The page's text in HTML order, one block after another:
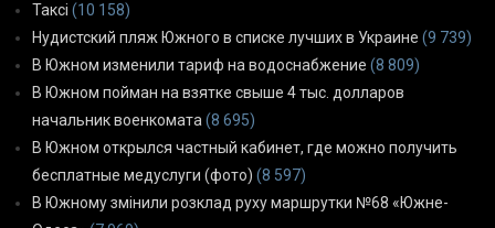
Таксі (10 158)
Нудистский пляж Южного в списке лучших в Украине (9 739)
В Южном изменили тариф на водоснабжение (8 809)
В Южном пойман на взятке свыше 4 тыс. долларов
начальник военкомата(8 695)
В Южном открылся частный кабинет, где можно получить
бесплатные медуслуги (фото) (8 597)
В Южному змінили розклад руху маршрутки №68 «Южне-